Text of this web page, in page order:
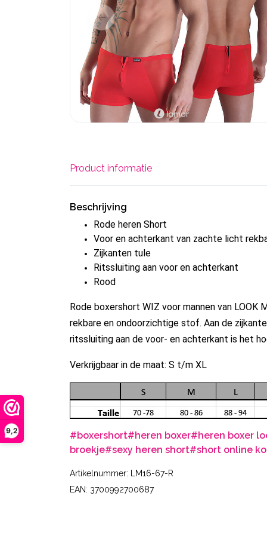
9,2
Product informatie
Beschrijving
Rode heren Short
Voor en achterkant van zachte licht
Zijkanten tule
Ritssluiting aan voor en achterkant
Rood
Rode boxershort WIZ voor mannen van
rekbare en ondoorzichtige stof. Aan de
ritssluiting aan de voor- en achterkant is het
Verkrijgbaar in de maat: S t/m XL
#boxershort#heren boxer#heren boxer
broekje#sexy heren short#short online
Artikelnummer: LM16-67-R
EAN: 3700992700687